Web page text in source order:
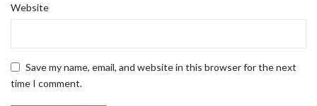
Website
Save my name, email, and website in this browser for the next
time I comment.